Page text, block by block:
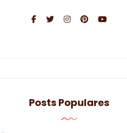
Posts Populares